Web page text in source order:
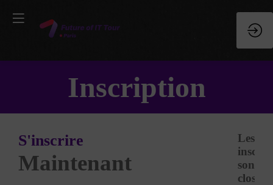
Inscription
S'inscrire
Maintenant
Les
sont
closes.